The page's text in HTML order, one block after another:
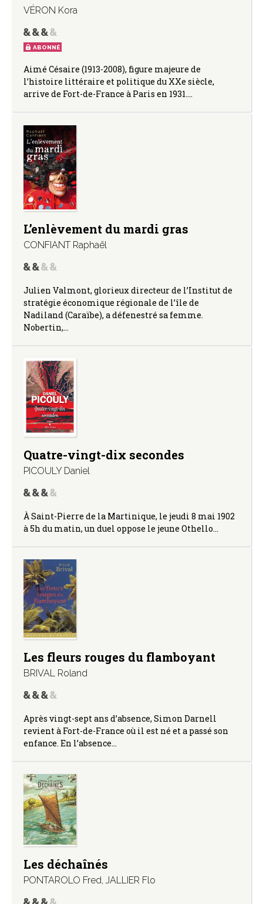
VÉRON Kora
ABONNÉ
Aimé Césaire (1913-2008), figure majeure de
l’histoire littéraire et politique du XXe siècle,
arrive de Fort-de-France à Paris en 1931.…
L’enlèvement du mardi gras
CONFIANT Raphaël
Julien Valmont, glorieux directeur de l’Institut de
stratégie économique régionale de l’île de
Nadiland (Caraïbe), a défenestré sa femme.
Nobertin,…
Quatre-vingt-dix secondes
PICOULY Daniel
À Saint-Pierre de la Martinique, le jeudi 8 mai 1902
à 5h du matin, un duel oppose le jeune Othello…
Les fleurs rouges du flamboyant
BRIVAL Roland
Après vingt-sept ans d’absence, Simon Darnell
revient à Fort-de-France où il est né et a passé son
enfance. En l’absence…
Les déchaînés
PONTAROLO Fred, JALLIER Flo